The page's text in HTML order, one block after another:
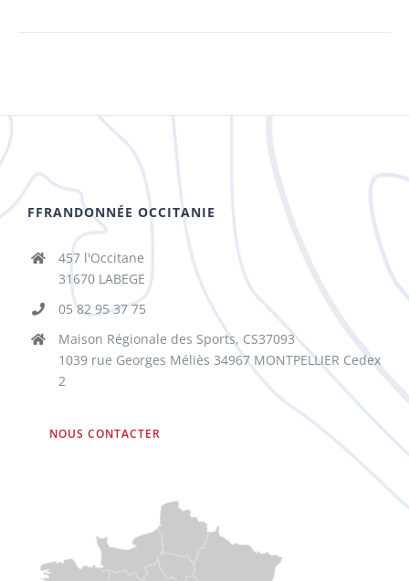
FFRANDONNÉE OCCITANIE
457 l'Occitane
31670 LABEGE
05 82 95 37 75
Maison Régionale des Sports, CS37093
1039 rue Georges Méliès 34967 MONTPELLIER Cedex
2
NOUS CONTACTER